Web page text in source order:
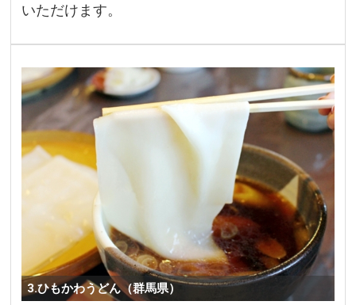
いただけます。
3.ひもかわうどん（群馬県）